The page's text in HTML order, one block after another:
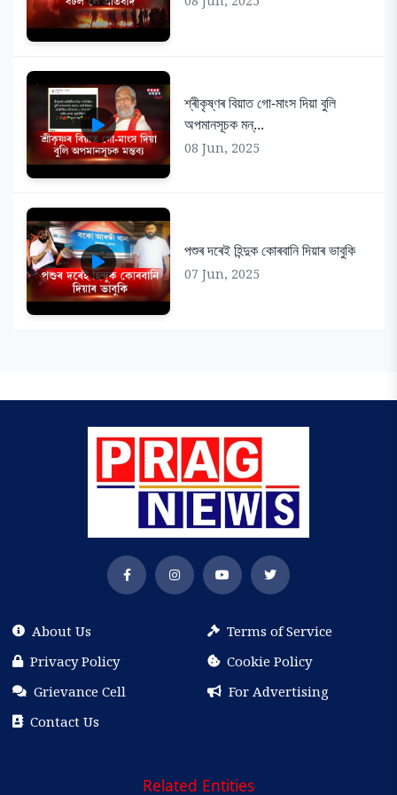
শ্ৰীকৃষ্ণৰ বিয়াত গো-মাংস দিয়া বুলি
অপমানসূচক মন্...
08 Jun, 2025
পশুৰ দৰেই হিন্দুক কোৰবানি দিয়াৰ ভাবুকি
07 Jun, 2025
About Us
Terms of Service
Privacy Policy
Cookie Policy
Grievance Cell
For Advertising
Contact Us
Related Entities